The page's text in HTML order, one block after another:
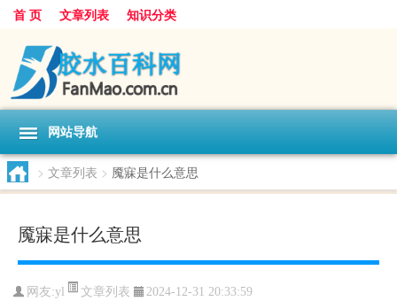
首 页 文章列表 知识分类
网站导航
> 文章列表 > 魇寐是什么意思
魇寐是什么意思
网友:yl 文章列表 2024-12-31 20:33:59